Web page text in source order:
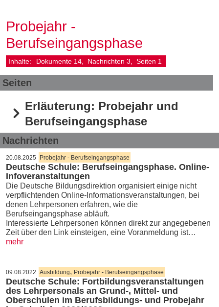
Probejahr -
Berufseingangsphase
Inhalte: Dokumente 14 Nachrichten 3 Seiten 1
Seiten
Erläuterung: Probejahr und
Berufseingangsphase
Nachrichten
20.08.2025 Probejahr - Berufseingangsphase
Deutsche Schule: Berufseingangsphase. Online-
Infoveranstaltungen
Die Deutsche Bildungsdirektion organisiert einige nicht
verpflichtenden Online-Informationsveranstaltungen, bei
denen Lehrpersonen erfahren, wie die
Berufseingangsphase abläuft.
Interessierte Lehrpersonen können direkt zur angegebenen
Zeit über den Link einsteigen, eine Voranmeldung ist…
mehr
09.08.2022 Ausbildung, Probejahr - Berufseingangsphase
Deutsche Schule: Fortbildungsveranstaltungen
des Lehrpersonals an Grund-, Mittel- und
Oberschulen im Berufsbildungs- und Probejahr